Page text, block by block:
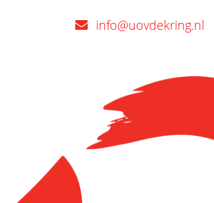
info@uovdekring.nl